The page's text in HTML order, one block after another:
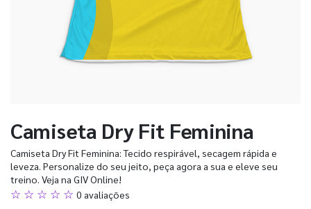
Camiseta Dry Fit Feminina
Camiseta Dry Fit Feminina: Tecido respirável, secagem rápida e
leveza. Personalize do seu jeito, peça agora a sua e eleve seu
treino. Veja na GIV Online!
☆ ☆ ☆ ☆ ☆ 0 avaliações